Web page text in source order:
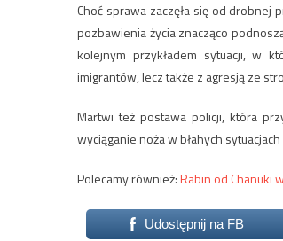
Choć sprawa zaczęła się od
pozbawienia życia znacząco
kolejnym przykładem sytuacji, w
imigrantów, lecz także z agresją ze
Martwi też postawa policji, która
wyciąganie noża w błahych
Polecamy również:Rabin od Chanuki
Udostępnij na FB